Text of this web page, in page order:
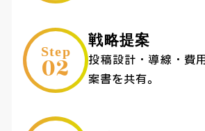
Step
02
戦略提案
投稿設計・導線・費
案書を共有。